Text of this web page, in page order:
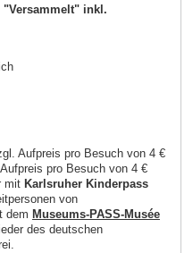
inkl.
Aufpreis pro Besuch von 4 €
pro Besuch von 4 €
mit Karlsruher Kinderpass
von
dem Museums-PASS-Musée
des deutschen